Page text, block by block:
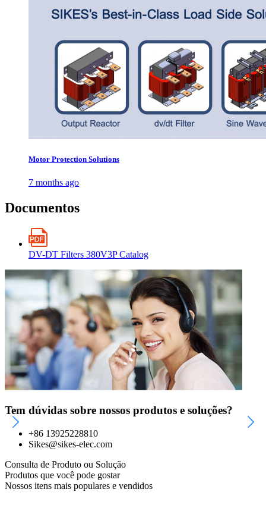
Motor Protection Solutions
7 months ago
Documentos
DV-DT Filters 380V3P Catalog
Tem dúvidas sobre nossos produtos e soluções?
+86 13925228810
Sikes@sikes-elec.com
Consulta de Produto ou Solução
Produtos que você pode gostar
Nossos itens mais populares e vendidos